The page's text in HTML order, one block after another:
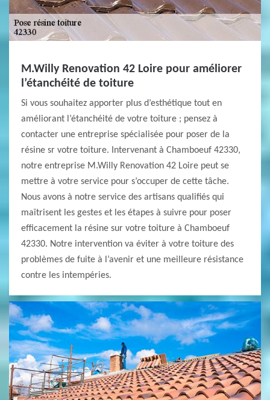
M.Willy Renovation 42 Loire pour améliorer
l’étanchéité de toiture
Si vous souhaitez apporter plus d’esthétique tout en
améliorant l’étanchéité de votre toiture ; pensez à
contacter une entreprise spécialisée pour poser de la
résine sr votre toiture. Intervenant à Chamboeuf 42330,
notre entreprise M.Willy Renovation 42 Loire peut se
mettre à votre service pour s’occuper de cette tâche.
Nous avons à notre service des artisans qualifiés qui
maîtrisent les gestes et les étapes à suivre pour poser
efficacement la résine sur votre toiture à Chamboeuf
42330. Notre intervention va éviter à votre toiture des
problèmes de fuite à l’avenir et une meilleure résistance
contre les intempéries.